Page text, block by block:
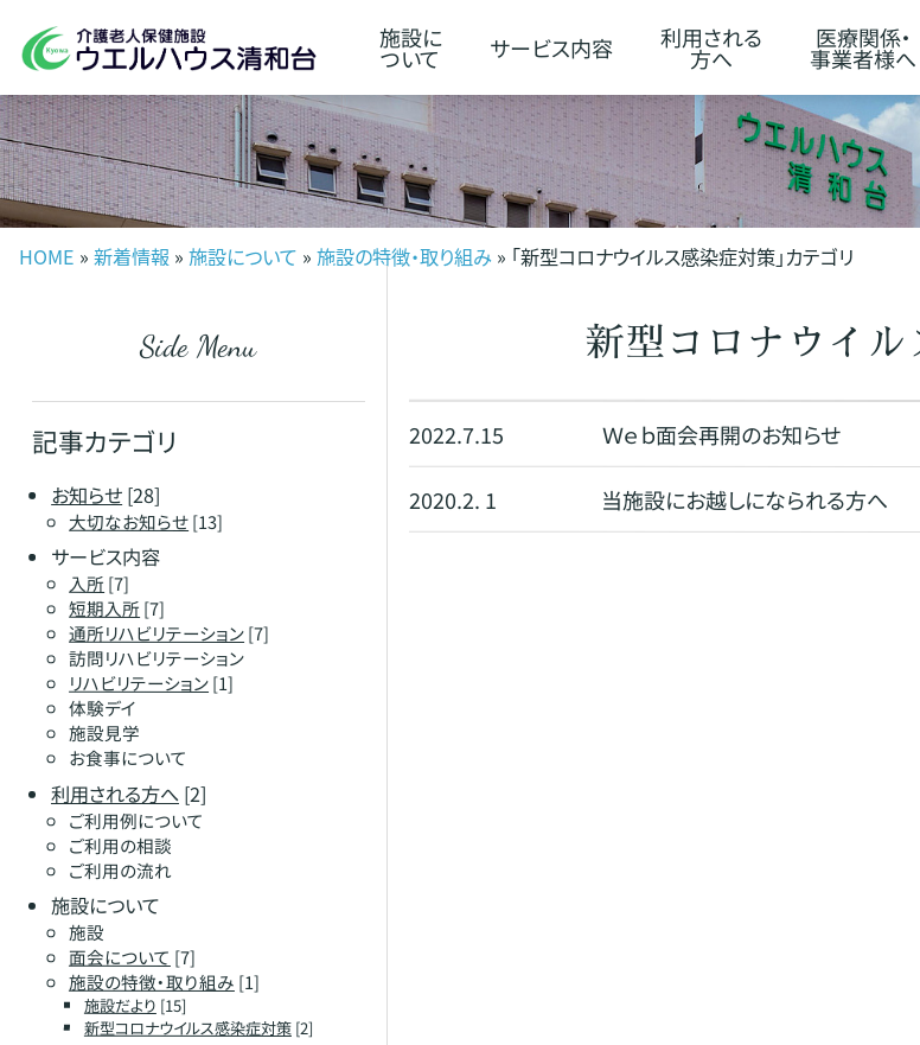
施設に
ついて サービス内容 利用される
方へ
医療関係・
事業者様へ
HOME »新着情報 »施設について »施設の特徴・取り組み » 「新型コロナウイルス感染症対策」カテゴリ
新型コロナウイル
2022.7.15 Ｗｅｂ面会再開のお知らせ
2020.2. 1 当施設にお越しになられる方へ
Side Menu
記事カテゴリ
お知らせ [28]
大切なお知らせ[13]
サービス内容
入所 [7]
短期入所 [7]
通所リハビリテーション[7]
訪問リハビリテーション
リハビリテーション[1]
体験デイ
施設見学
お食事について
利用される方へ [2]
ご利用例について
ご利用の相談
ご利用の流れ
施設について
施設
面会について [7]
施設の特徴・取り組み [1]
施設だより [15]
新型コロナウイルス感染症対策[2]